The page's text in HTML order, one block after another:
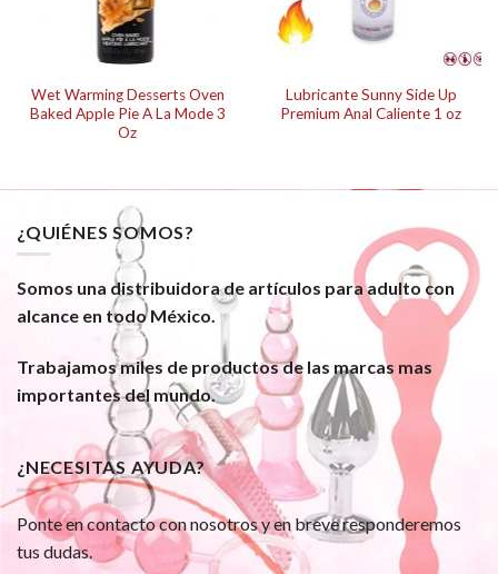
Wet Warming Desserts Oven
Baked Apple Pie A La Mode 3
Oz
Lubricante Sunny Side Up
Premium Anal Caliente 1 oz
¿QUIÉNES SOMOS?
Somos una distribuidora de artículos para adulto con
alcance en todo México.
Trabajamos miles de productos de las marcas mas
importantes del mundo.
¿NECESITAS AYUDA?
Ponte en contacto con nosotros y en breve responderemos
tus dudas.